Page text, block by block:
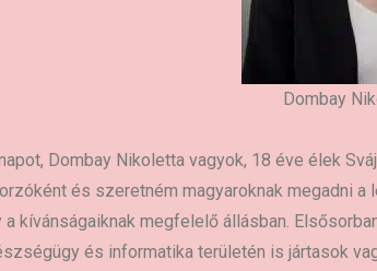
Dombay
Dombay Nikoletta vagyok, 18 éve élek
és szeretném magyaroknak megadni a
a kívánságaiknak megfelelő állásban.
és informatika területén is jártasok